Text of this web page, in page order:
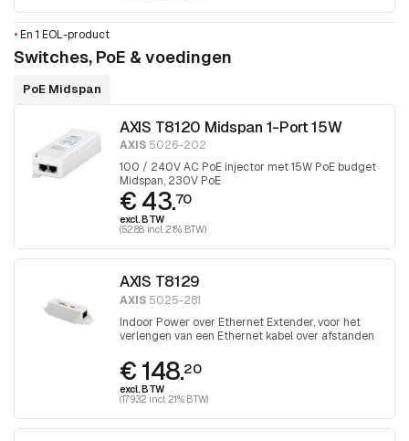
• En 1 EOL-product
Switches, PoE & voedingen
PoE Midspan
AXIS T8120 Midspan 1-Port 15W
AXIS 5026-202
100 / 240V AC PoE injector met 15W PoE budget
Midspan, 230V PoE
€ 43.70
excl. BTW
(52.88 incl. 21% BTW)
AXIS T8129
AXIS 5025-281
Indoor Power over Ethernet Extender, voor het
verlengen van een Ethernet kabel over afstanden
€ 148.20
excl. BTW
(179.32 incl. 21% BTW)